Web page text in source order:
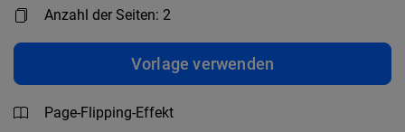
Anzahl der Seiten: 2
Vorlage verwenden
Page-Flipping-Effekt